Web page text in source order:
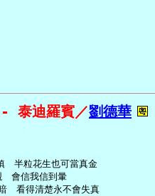
泰迪羅賓／劉德華
　半粒花生也可當真金
會信我信到暈
　看得清楚永不會失真